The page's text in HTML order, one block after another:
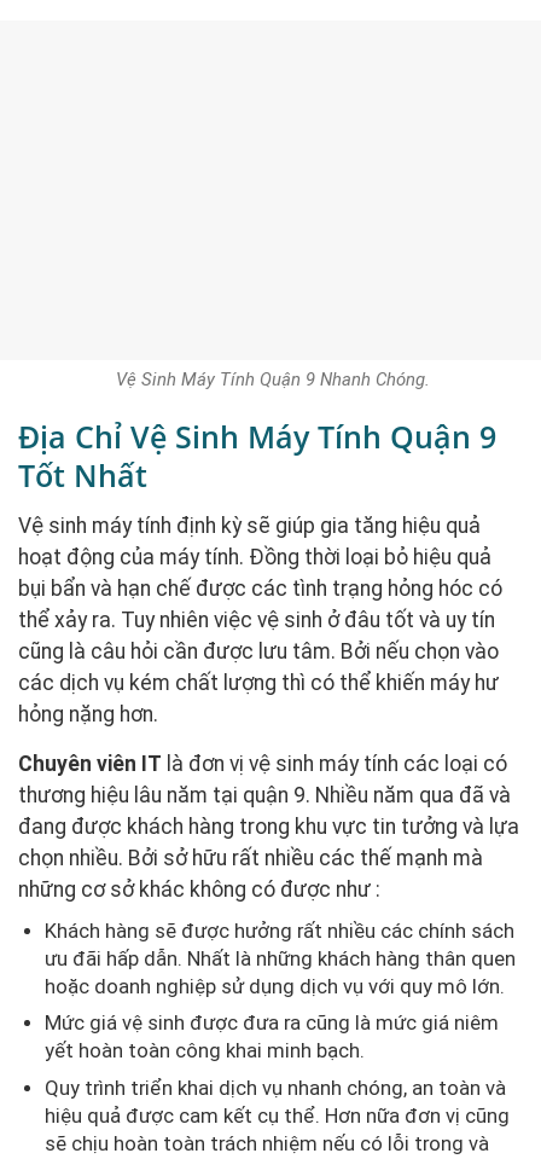
Vệ Sinh Máy Tính Quận 9 Nhanh Chóng.
Địa Chỉ Vệ Sinh Máy Tính Quận 9
Tốt Nhất
Vệ sinh máy tính định kỳ sẽ giúp gia tăng hiệu quả
hoạt động của máy tính. Đồng thời loại bỏ hiệu quả
bụi bẩn và hạn chế được các tình trạng hỏng hóc có
thể xảy ra. Tuy nhiên việc vệ sinh ở đâu tốt và uy tín
cũng là câu hỏi cần được lưu tâm. Bởi nếu chọn vào
các dịch vụ kém chất lượng thì có thể khiến máy hư
hỏng nặng hơn.
Chuyên viên IT là đơn vị vệ sinh máy tính các loại có
thương hiệu lâu năm tại quận 9. Nhiều năm qua đã và
đang được khách hàng trong khu vực tin tưởng và lựa
chọn nhiều. Bởi sở hữu rất nhiều các thế mạnh mà
những cơ sở khác không có được như :
Khách hàng sẽ được hưởng rất nhiều các chính sách
ưu đãi hấp dẫn. Nhất là những khách hàng thân quen
hoặc doanh nghiệp sử dụng dịch vụ với quy mô lớn.
Mức giá vệ sinh được đưa ra cũng là mức giá niêm
yết hoàn toàn công khai minh bạch.
Quy trình triển khai dịch vụ nhanh chóng, an toàn và
hiệu quả được cam kết cụ thể. Hơn nữa đơn vị cũng
sẽ chịu hoàn toàn trách nhiệm nếu có lỗi trong và